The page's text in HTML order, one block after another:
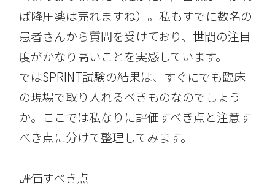
ば降圧薬は売れますね）。私もすでに数名の
患者さんから質問を受けており、世間の注目
度がかなり高いことを実感しています。
ではSPRINT試験の結果は、すぐにでも臨床
の現場で取り入れるべきものなのでしょう
か。ここでは私なりに評価すべき点と注意す
べき点に分けて整理してみます。
評価すべき点​